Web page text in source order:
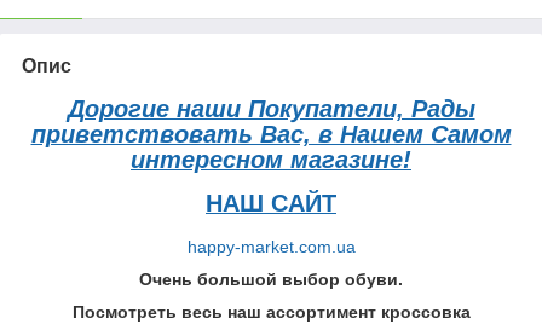
Опис
Дорогие наши Покупатели, Рады
приветствовать Вас, в Нашем Самом
интересном магазине!
НАШ САЙТ
happy-market.com.ua
Очень большой выбор обуви.
Посмотреть весь наш ассортимент кроссовка